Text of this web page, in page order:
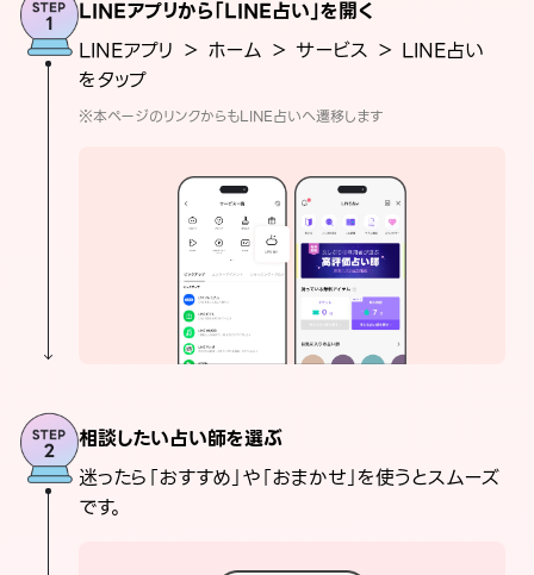
LINEアプリから「LINE占い」を開く
LINEアプリ ＞ ホーム ＞ サービス ＞ LINE占い
をタップ
※本ページのリンクからもLINE占いへ遷移します
相談したい占い師を選ぶ
迷ったら「おすすめ」や「おまかせ」を使うとスムーズ
です。